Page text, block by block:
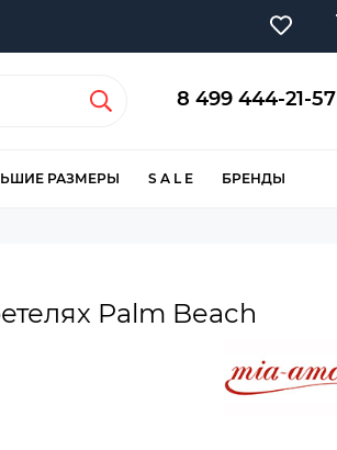
8 499 444-21-57
РАЗМЕРЫ S A L E БРЕНДЫ
Palm Beach